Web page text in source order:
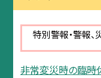
特別警報・警報
非常変災時の臨時